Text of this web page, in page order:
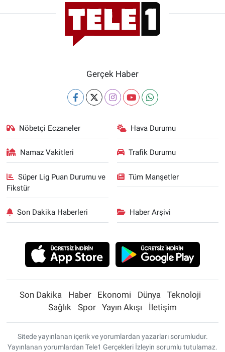
Gerçek Haber
Nöbetçi Eczaneler Hava Durumu
Namaz Vakitleri Trafik Durumu
Süper Lig Puan Durumu ve
Fikstür
Tüm Manşetler
Son Dakika Haberleri Haber Arşivi
Son Dakika Haber Ekonomi Dünya
Teknoloji
Sağlık
Spor Yayın Akışı İletişim
Sitede yayınlanan içerik ve yorumlardan yazarları sorumludur.
Yayınlanan yorumlardan Tele1 Gerçekleri İzleyin sorumlu tutulamaz.